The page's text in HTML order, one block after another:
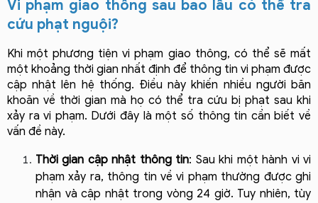
Vi phạm giao thông sau bao lâu có thể tra
cứu phạt nguội?
Khi một phương tiện vi phạm giao thông, có thể sẽ mất
một khoảng thời gian nhất định để thông tin vi phạm được
cập nhật lên hệ thống. Điều này khiến nhiều người băn
khoăn về thời gian mà họ có thể tra cứu bị phạt sau khi
xảy ra vi phạm. Dưới đây là một số thông tin cần biết về
vấn đề này.
Thời gian cập nhật thông tin: Sau khi một hành vi vi
phạm xảy ra, thông tin về vi phạm thường được ghi
nhận và cập nhật trong vòng 24 giờ. Tuy nhiên, tùy